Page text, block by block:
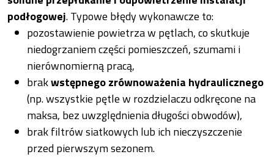
podłogowej. Typowe błędy wykonawcze to:
pozostawienie powietrza w pętlach, co skutkuje
niedogrzaniem części pomieszczeń, szumami i
nierównomierną pracą,
brakwstępnego zrównoważenia hydraulicznego
(np. wszystkie pętle w rozdzielaczu odkręcone na
maksa, bez uwzględnienia długości obwodów),
brak filtrów siatkowych lub ich nieczyszczenie
przed pierwszym sezonem.